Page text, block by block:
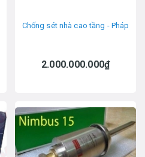
Chống sét nhà cao tầng - Pháp
2.000.000.000₫